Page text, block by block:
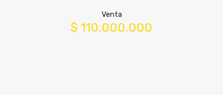
Venta
$ 110.000.000